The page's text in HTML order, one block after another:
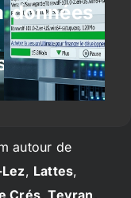
Linux)
données
autour de
, Lattes,